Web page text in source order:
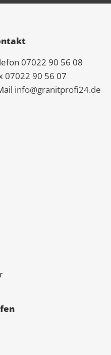
07022 90 56 08
07022 90 56 07
info@granitprofi24.de